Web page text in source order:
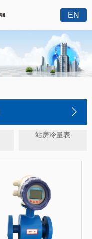
EN
站房冷量表